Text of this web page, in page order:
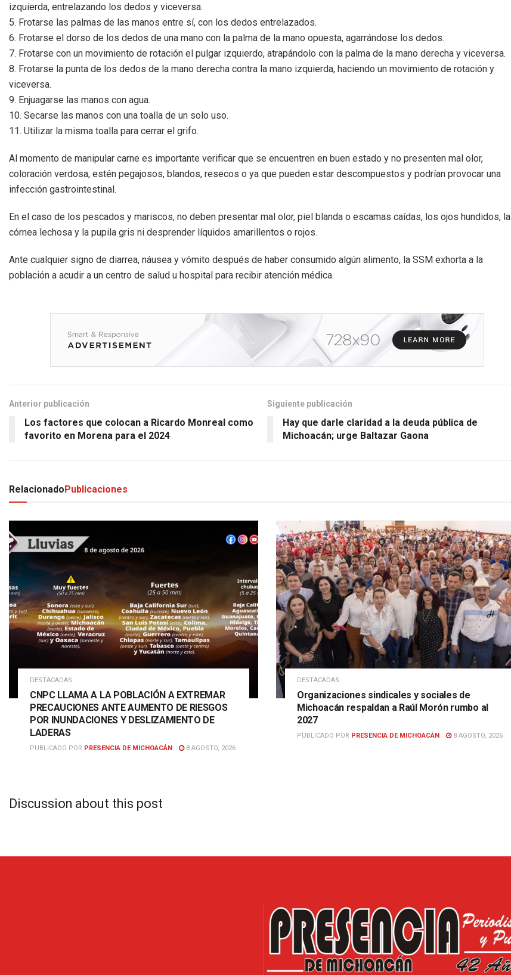
izquierda, entrelazando los dedos y viceversa.
5. Frotarse las palmas de las manos entre sí, con los dedos entrelazados.
6. Frotarse el dorso de los dedos de una mano con la palma de la mano opuesta, agarrándose los dedos.
7. Frotarse con un movimiento de rotación el pulgar izquierdo, atrapándolo con la palma de la mano derecha y viceversa.
8. Frotarse la punta de los dedos de la mano derecha contra la mano izquierda, haciendo un movimiento de rotación y
viceversa.
9. Enjuagarse las manos con agua.
10. Secarse las manos con una toalla de un solo uso.
11. Utilizar la misma toalla para cerrar el grifo.
Al momento de manipular carne es importante verificar que se encuentren en buen estado y no presenten mal olor,
coloración verdosa, estén pegajosos, blandos, resecos o ya que pueden estar descompuestos y podrían provocar una
infección gastrointestinal.
En el caso de los pescados y mariscos, no deben presentar mal olor, piel blanda o escamas caídas, los ojos hundidos, la
córnea lechosa y la pupila gris ni desprender líquidos amarillentos o rojos.
Ante cualquier signo de diarrea, náusea y vómito después de haber consumido algún alimento, la SSM exhorta a la
población a acudir a un centro de salud u hospital para recibir atención médica.
Anterior publicación
Los factores que colocan a Ricardo Monreal como
favorito en Morena para el 2024
Siguiente publicación
Hay que darle claridad a la deuda pública de
Michoacán; urge Baltazar Gaona
RelacionadoPublicaciones
DESTACADAS
CNPC LLAMA A LA POBLACIÓN A EXTREMAR
PRECAUCIONES ANTE AUMENTO DE RIESGOS
POR INUNDACIONES Y DESLIZAMIENTO DE
LADERAS
PUBLICADO POR PRESENCIA DE MICHOACÁN 8 AGOSTO, 2026
DESTACADAS
Organizaciones sindicales y sociales de
Michoacán respaldan a Raúl Morón rumbo al
2027
PUBLICADO POR PRESENCIA DE MICHOACÁN 8 AGOSTO, 2026
Discussion about this post